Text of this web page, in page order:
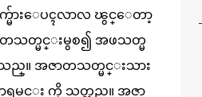
ားေပၚလာလ ၽွင္ေတာ့
သတ္မင္းမွစ၍ အဖသတ္မ
။ အဇာတသတ္မင္းသား
မင္း ကို သတ္သည္။ အဇာ